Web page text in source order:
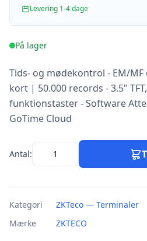
Levering 1-4 dage
På lager
Tids- og mødekontrol - EM/MF
kort | 50.000 records - 3.5" TFT,
funktionstaster - Software
GoTime Cloud
Antal:
Kategori
ZKTeco — Terminaler
Mærke
ZKTECO